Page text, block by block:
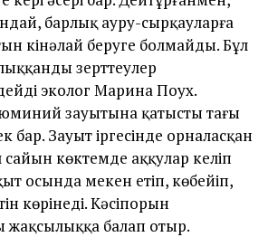
барлық ауру-сырқауларға
кінәлай беруге болмайды. Бұл
зерттеулер
эколог Марина Поух.
зауытына қатысты тағы
бар. Зауыт іргесінде орналасқан
көктемде аққулар келіп
осында мекен етіп, көбейіп,
көрінеді. Кәсіпорын
жақсылыққа балап отыр.